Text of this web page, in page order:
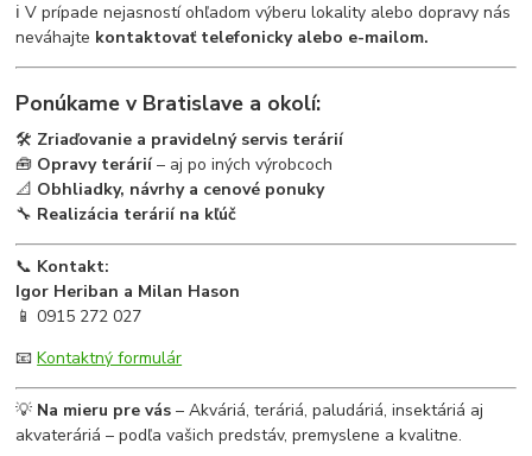
ℹ️ V prípade nejasností ohľadom výberu lokality alebo dopravy nás
neváhajte kontaktovať telefonicky alebo e-mailom.
Ponúkame v Bratislave a okolí:
🛠 Zriaďovanie a pravidelný servis terárií
🧰 Opravy terárií– aj po iných výrobcoch
📐 Obhliadky, návrhy a cenové ponuky
🔧 Realizácia terárií na kľúč
📞 Kontakt:
Igor Heriban a Milan Hason
📱 0915 272 027
📧Kontaktný formulár
💡 Na mieru pre vás – Akváriá, teráriá, paludáriá, insektáriá aj
akvateráriá – podľa vašich predstáv, premyslene a kvalitne.